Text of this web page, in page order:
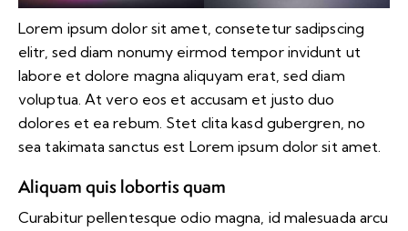
Lorem ipsum dolor sit amet, consetetur sadipscing
elitr, sed diam nonumy eirmod tempor invidunt ut
labore et dolore magna aliquyam erat, sed diam
voluptua. At vero eos et accusam et justo duo
dolores et ea rebum. Stet clita kasd gubergren, no
sea takimata sanctus est Lorem ipsum dolor sit amet.
Aliquam quis lobortis quam
Curabitur pellentesque odio magna, id malesuada arcu